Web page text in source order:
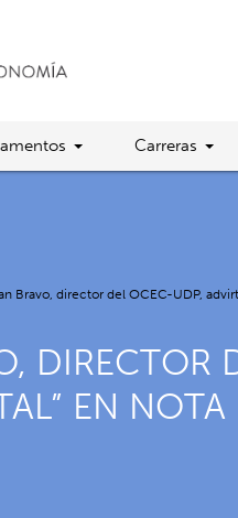
Carreras
Bravo, director del OCEC-UDP,
DIRECTOR
EN